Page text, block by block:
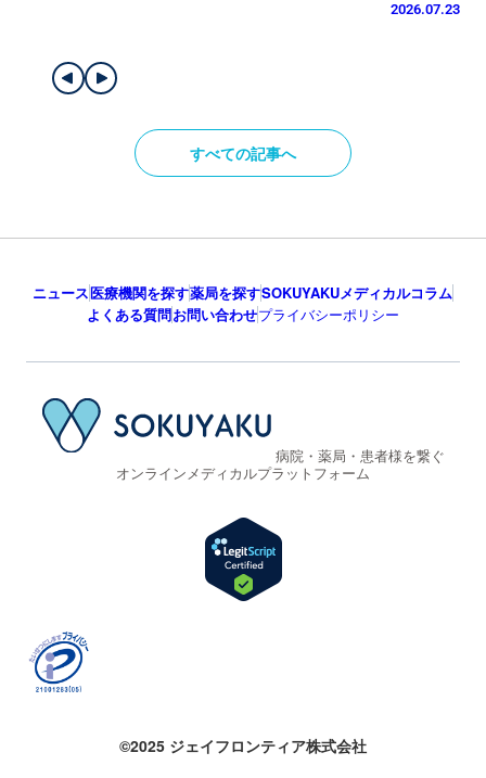
2026.07.23
すべての記事へ
ニュース医療機関を探す薬局を探すSOKUYAKUメディカルコラム
よくある質問お問い合わせプライバシーポリシー
病院・薬局・患者様を繋ぐ
オンラインメディカルプラットフォーム
©2025 ジェイフロンティア株式会社